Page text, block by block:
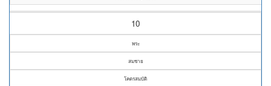
10
พระ
สมชาย
โคตรสมบัติ